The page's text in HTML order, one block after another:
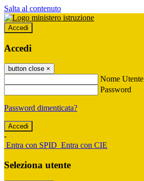
Salta al contenuto
Accedi
Accedi
button close ×
Nome Utente
Password
Password dimenticata?
-
Entra con SPID Entra con CIE
Seleziona utente